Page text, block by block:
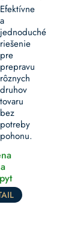
Efektívne
a
jednoduché
riešenie
pre
prepravu
rôznych
druhov
tovaru
bez
potreby
pohonu.